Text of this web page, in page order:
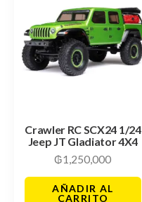
Crawler RC SCX24 1/24
Jeep JT Gladiator 4X4
₲1,250,000
AÑADIR AL
CARRITO